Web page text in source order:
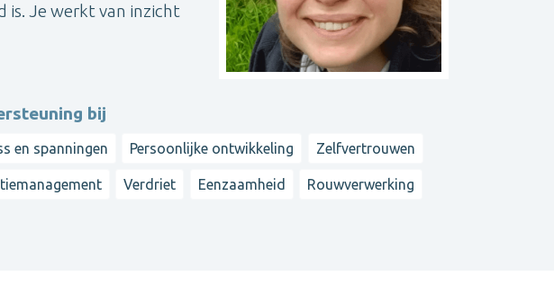
is. Je werkt van inzicht
bij
en spanningen Persoonlijke ontwikkeling Zelfvertrouwen
Verdriet Eenzaamheid Rouwverwerking